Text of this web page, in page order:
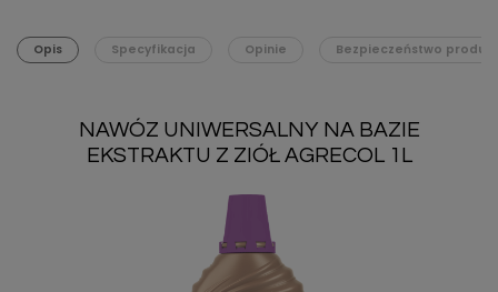
Opis Specyfikacja Opinie Bezpieczeństwo
NAWÓZ UNIWERSALNY NA BAZIE
EKSTRAKTU Z ZIÓŁ AGRECOL 1L